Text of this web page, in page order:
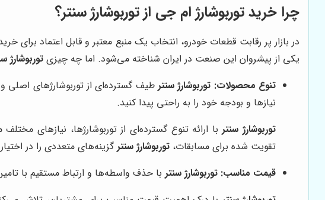
چرا خرید توربوشارژ ام جی از توربوشارژ سنتر؟
در بازار پر رقابت قطعات خودرو، انتخاب یک منبع معتبر و قابل اعتماد برای
یکی از پیشروان این صنعت در ایران شناخته می‌شود. اما چه چیزیتوربوشارژ
تنوع محصولات: توربوشارژ سنتر طیف گسترده‌ای از توربوشارژهای اصلی
نیازها و بودجه خود را به راحتی پیدا کنید.
توربوشارژ سنتر با ارائه تنوع گسترده‌ای از توربوشارژها، نیازهای
تقویت شده برای مسابقات، توربوشارژ سنترگزینه‌های متعددی را در
قیمت مناسب: توربوشارژ سنتر با حذف واسطه‌ها و ارتباط مستقیم با